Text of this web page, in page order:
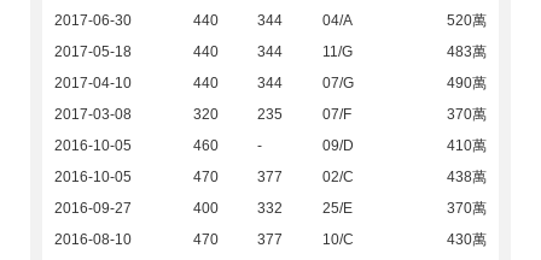
2017-06-30
440 344 04/A
520萬
2017-05-18
440 344 11/G
483萬
2017-04-10
440 344 07/G
490萬
2017-03-08
320 235 07/F
370萬
2016-10-05
460 - 09/D
410萬
2016-10-05
470 377 02/C
438萬
2016-09-27
400 332 25/E
370萬
2016-08-10
470 377 10/C
430萬